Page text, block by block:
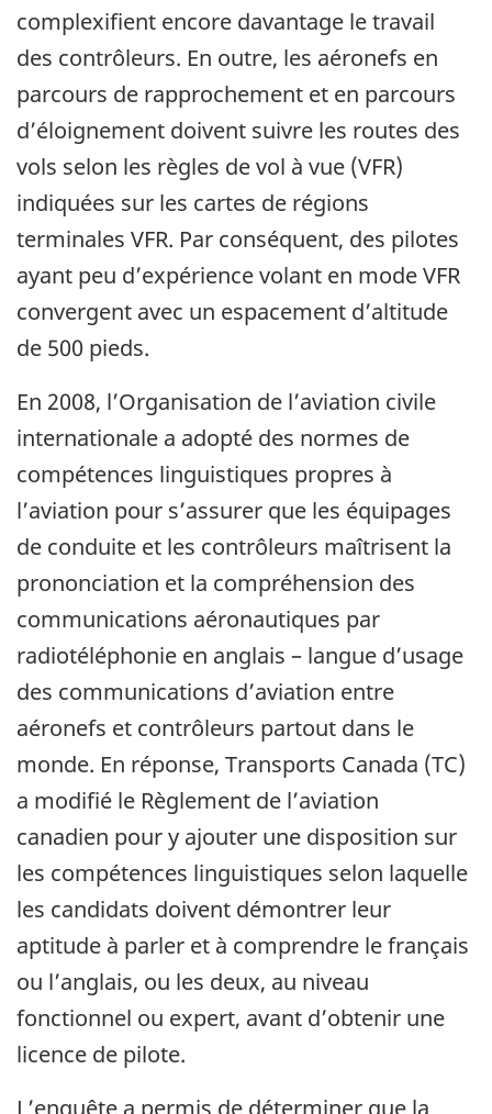
complexifient encore davantage le travail
des contrôleurs. En outre, les aéronefs en
parcours de rapprochement et en parcours
d’éloignement doivent suivre les routes des
vols selon les règles de vol à vue (VFR)
indiquées sur les cartes de régions
terminales VFR. Par conséquent, des pilotes
ayant peu d’expérience volant en mode VFR
convergent avec un espacement d’altitude
de 500 pieds.
En 2008, l’Organisation de l’aviation civile
internationale a adopté des normes de
compétences linguistiques propres à
l’aviation pour s’assurer que les équipages
de conduite et les contrôleurs maîtrisent la
prononciation et la compréhension des
communications aéronautiques par
radiotéléphonie en anglais – langue d’usage
des communications d’aviation entre
aéronefs et contrôleurs partout dans le
monde. En réponse, Transports Canada (TC)
a modifié le Règlement de l’aviation
canadien pour y ajouter une disposition sur
les compétences linguistiques selon laquelle
les candidats doivent démontrer leur
aptitude à parler et à comprendre le français
ou l’anglais, ou les deux, au niveau
fonctionnel ou expert, avant d’obtenir une
licence de pilote.